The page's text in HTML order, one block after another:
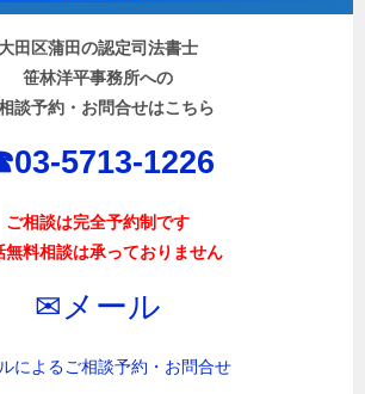
大田区蒲田の認定司法書士
笹林洋平事務所への
談予約・お問合せはこちら
5713-1226
ご相談は完全予約制です
無料相談は承っておりません
✉︎メール
によるご相談予約・お問合せ